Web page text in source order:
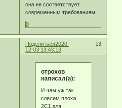
она не соответствует
современным требованиям.
0
Поделиться 13
2020-
12-03 13:43:13
отрохов
написал(а):
И чем уж так
совсем плоха
2С1 для